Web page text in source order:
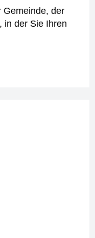
Gemeinde, der
in der Sie Ihren